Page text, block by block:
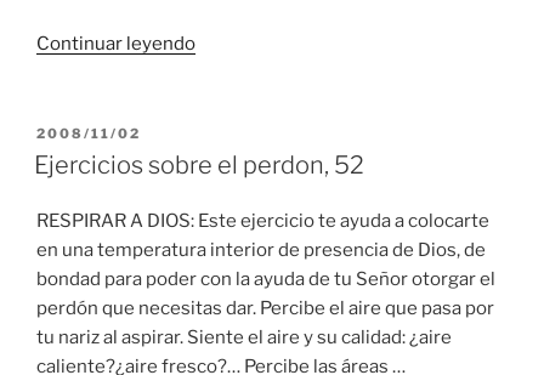
Continuar leyendo“Ejercicios
53”
PUBLICADO
EL
2008/11/02
Ejercicios sobre el perdon, 52
RESPIRAR A DIOS: Este ejercicio te ayuda a colocarte
en una temperatura interior de presencia de Dios, de
bondad para poder con la ayuda de tu Señor otorgar el
perdón que necesitas dar. Percibe el aire que pasa por
tu nariz al aspirar. Siente el aire y su calidad: ¿aire
caliente?¿aire fresco?… Percibe las áreas …